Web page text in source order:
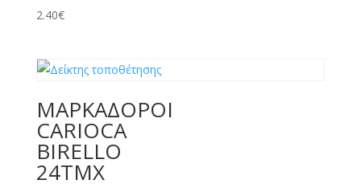
2.40€
ΜΑΡΚΑΔΟΡΟΙ
CARIOCA
BIRELLO
24TMX